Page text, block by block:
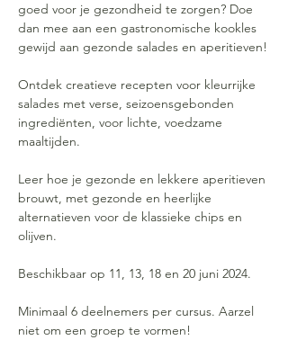
goed voor je gezondheid te zorgen? Doe
dan mee aan een gastronomische kookles
gewijd aan gezonde salades en aperitieven!
Ontdek creatieve recepten voor kleurrijke
salades met verse, seizoensgebonden
ingrediënten, voor lichte, voedzame
maaltijden.
Leer hoe je gezonde en lekkere aperitieven
brouwt, met gezonde en heerlijke
alternatieven voor de klassieke chips en
olijven.
Beschikbaar op 11, 13, 18 en 20 juni 2024.
Minimaal 6 deelnemers per cursus. Aarzel
niet om een groep te vormen!